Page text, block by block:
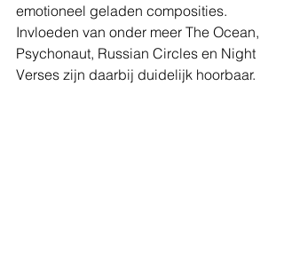
emotioneel geladen composities.
Invloeden van onder meer The Ocean,
Psychonaut, Russian Circles en Night
Verses zijn daarbij duidelijk hoorbaar.